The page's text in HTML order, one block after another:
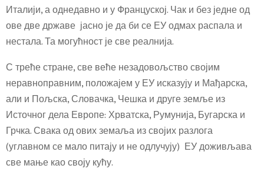
Италији, а однедавно и у Француској. Чак и без једне од
ове две државе јасно је да би се ЕУ одмах распала и
нестала. Та могућност је све реалнија.
С треће стране, све веће незадовољство својим
неравноправним, положајем у ЕУ исказују и Мађарска,
али и Пољска, Словачка, Чешка и друге земље из
Источног дела Европе: Хрватска, Румунија, Бугарска и
Грчка. Свака од ових земаља из својих разлога
(углавном се мало питају и не одлучују) ЕУ доживљава
све мање као своју кућу.